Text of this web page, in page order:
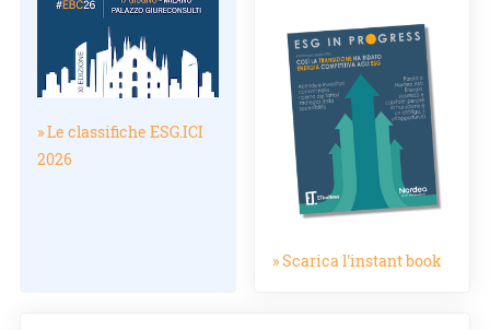
» Le classifiche ESG.ICI
2026
» Scarica l'instant book